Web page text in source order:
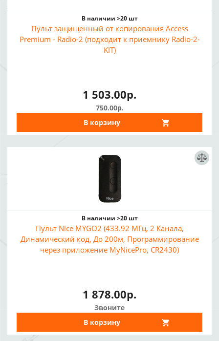
В наличии >20 шт
Пульт защищенный от копирования Access
Premium - Radio-2 (подходит к приемнику Radio-2-
KIT)
1 503.00р.
750.00р.
В корзину
В наличии >20 шт
Пульт Nice MYGO2 (433.92 МГц, 2 Канала,
Динамический код, До 200м, Программирование
через приложение MyNicePro, CR2430)
1 878.00р.
Звоните
В корзину